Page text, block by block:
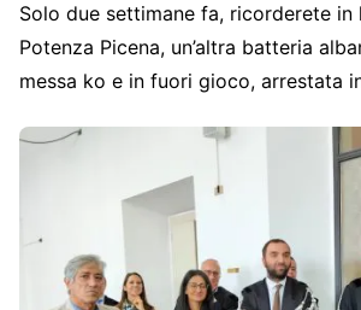
Solo due settimane fa, ricorderete
Potenza Picena, un’altra batteria
messa ko e in fuori gioco, arrestata